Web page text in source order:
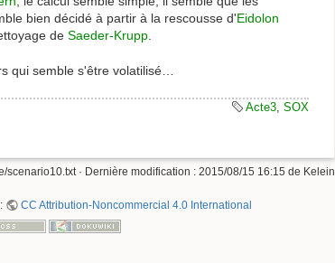
bien décidé à partir à la rescousse d'Eidolon
de Saeder-Krupp.
qui semble s'être volatilisé…
Acte3 SOX
scenario10.txt· Dernière modification : 2015/08/15 16:15 de Kelein
CC Attribution-Noncommercial 4.0 International